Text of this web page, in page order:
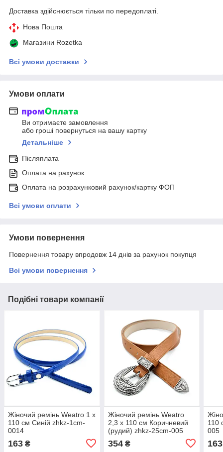
Доставка здійснюється тільки по передоплаті.
Нова Пошта
Магазини Rozetka
Всі умови доставки
Умови оплати
Ви отримаєте замовлення
або гроші повернуться на вашу картку
Детальніше
Післяплата
Оплата на рахунок
Оплата на розрахунковий рахунок/картку ФОП
Всі умови оплати
Умови повернення
Повернення товару впродовж 14 днів за рахунок покупця
Всі умови повернення
Подібні товари компанії
Жіночий ремінь Weatro 1 х
110 см Синій zhkz-1cm-
0014
163 ₴
Жіночий ремінь Weatro
2,3 х 110 см Коричневий
(рудий) zhkz-25cm-005
354₴
110
005
163